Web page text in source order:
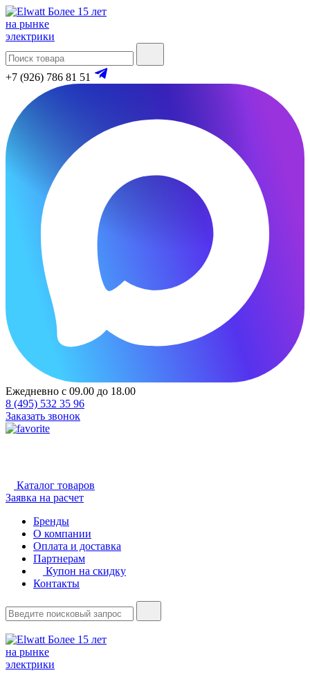
Более 15 лет
на рынке
электрики
+7 (926) 786 81 51
Ежедневно с 09.00 до 18.00
8 (495) 532 35 96
Заказать звонок
Каталог товаров
Заявка на расчет
Бренды
О компании
Оплата и доставка
Партнерам
Купон на скидку
Контакты
Более 15 лет
на рынке
электрики